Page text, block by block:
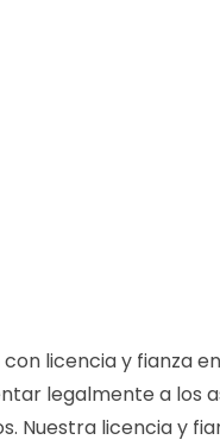
licencia y fianza
legalmente a los
Nuestra licencia y